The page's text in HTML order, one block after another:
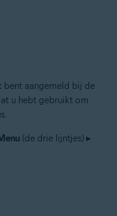
aangemeld bij de
u hebt gebruikt om
(de drie lijntjes) ▸